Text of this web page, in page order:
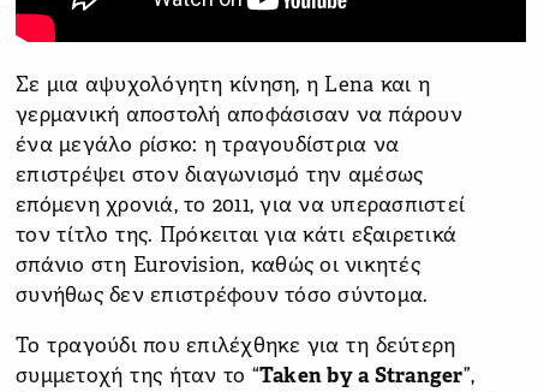
Σε μια αψυχολόγητη κίνηση, η Lena και η
γερμανική αποστολή αποφάσισαν να πάρουν
ένα μεγάλο ρίσκο: η τραγουδίστρια να
επιστρέψει στον διαγωνισμό την αμέσως
επόμενη χρονιά, το 2011, για να υπερασπιστεί
τον τίτλο της. Πρόκειται για κάτι εξαιρετικά
σπάνιο στη Eurovision, καθώς οι νικητές
συνήθως δεν επιστρέφουν τόσο σύντομα.
Το τραγούδι που επιλέχθηκε για τη δεύτερη
συμμετοχή της ήταν το “Taken by a Stranger”,